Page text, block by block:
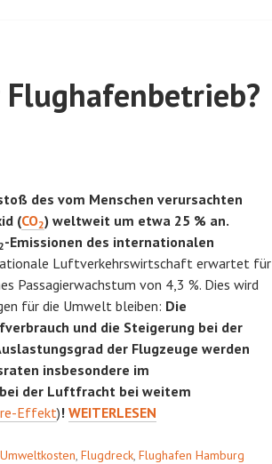
des vom Menschen verursachten
(CO2) weltweit um etwa 25 % an.
2-Emissionen des internationalen
Luftverkehrswirtschaft erwartet für
Passagierwachstum von 4,3 %. Dies wird
für die Umwelt bleiben: Die
und die Steigerung bei der
der Flugzeuge werden
insbesondere im
der Luftfracht bei weitem
Effekt)! KLIMANEUTRALER
WEITERLESEN
Flugdreck Flughafen Hamburg